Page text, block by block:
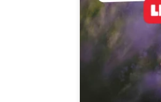
Que vous soyez
couple ou de